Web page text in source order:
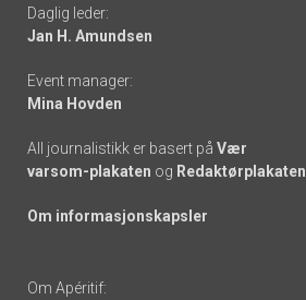
links
Daglig leder:
Jan H. Amundsen
Event manager:
Mina Hovden
All journalistikk er basert på Vær
varsom-plakaten og Redaktørplakaten
Om informasjonskapsler
Om Apéritif: